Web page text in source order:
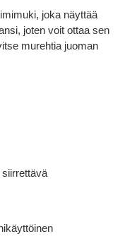
joka näyttää
joten voit ottaa sen
murehtia juoman
siirrettävä